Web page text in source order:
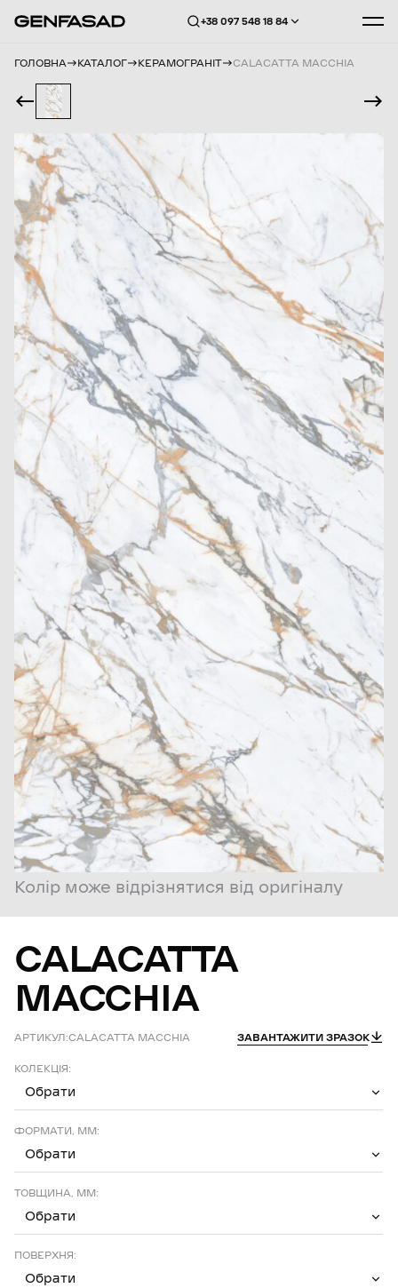
+38 097 548 18 84
ГОЛОВНА КАТАЛОГ КЕРАМОГРАНІТ CALACATTA MACCHIA
Колір може відрізнятися від оригіналу
CALACATTA
MACCHIA
АРТИКУЛ:CALACATTA MACCHIA ЗАВАНТАЖИТИ ЗРАЗОК
КОЛЕКЦІЯ:
Обрати
ФОРМАТИ, ММ:
Обрати
ТОВЩИНА, ММ:
Обрати
ПОВЕРХНЯ:
Обрати